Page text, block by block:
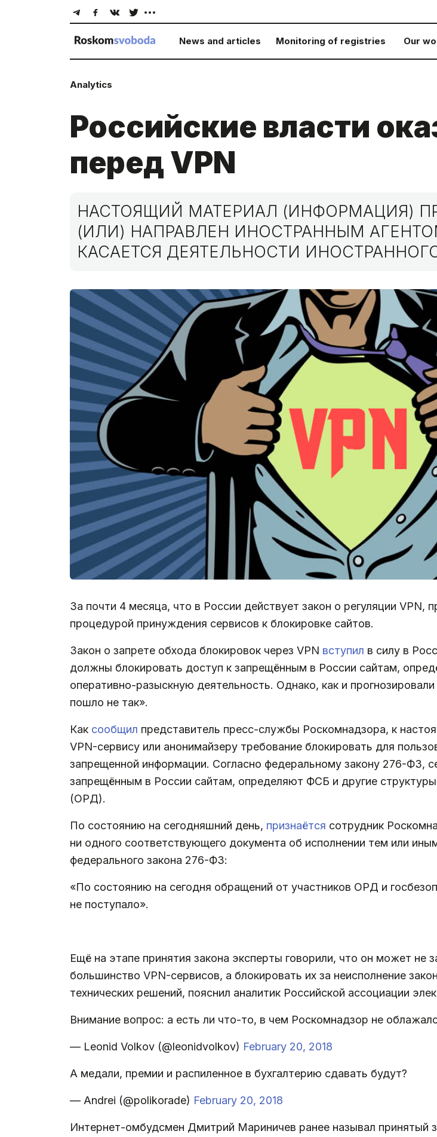
News and articles Monitoring of registries Our
Analytics
Российские власти
перед VPN
НАСТОЯЩИЙ МАТЕРИАЛ (ИНФОРМАЦИЯ)
(ИЛИ) НАПРАВЛЕН ИНОСТРАННЫМ
КАСАЕТСЯ ДЕЯТЕЛЬНОСТИ
За почти 4 месяца, что в России действует закон о регуляции VPN,
процедурой принуждения сервисов к блокировке сайтов.
Закон о запрете обхода блокировок через VPN вступил в силу в
должны блокировать доступ к запрещённым в России сайтам,
оперативно-разыскную деятельность. Однако, как и
пошло не так».
Как сообщил представитель пресс-службы Роскомнадзора, к
VPN-сервису или анонимайзеру требование блокировать для
запрещенной информации. Согласно федеральному закону 276-ФЗ,
запрещённым в России сайтам, определяют ФСБ и другие
(ОРД).
По состоянию на сегодняшний день, признаётся сотрудник
ни одного соответствующего документа об исполнении тем или
федерального закона 276-ФЗ:
«По состоянию на сегодня обращений от участников ОРД и
не поступало».
Ещё на этапе принятия закона эксперты говорили, что он может не
большинство VPN-сервисов, а блокировать их за неисполнение
технических решений, пояснил аналитик Российской ассоциации
Внимание вопрос: а есть ли что-то, в чем Роскомнадзор не
— Leonid Volkov (@leonidvolkov) February 20, 2018
А медали, премии и распиленное в бухгалтерию сдавать будут?
— Andrei (@polikorade) February 20, 2018
Интернет-омбудсмен Дмитрий Мариничев ранее называл принятый